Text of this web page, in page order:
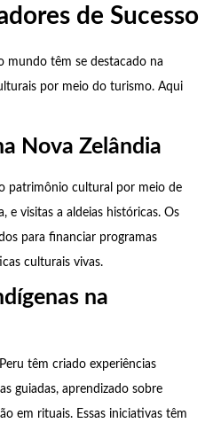
de Sucesso
mundo têm se destacado na
por meio do turismo. Aqui
Nova Zelândia
patrimônio cultural por meio de
e visitas a aldeias históricas. Os
para financiar programas
culturais vivas.
na
têm criado experiências
guiadas, aprendizado sobre
em rituais. Essas iniciativas têm